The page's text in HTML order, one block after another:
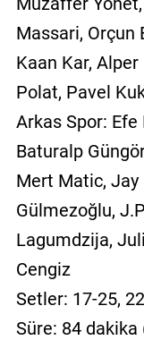
Massari, Orçun
Kaan Kar,
Polat, Pavel
Arkas Spor: Efe
Baturalp
Mert Matic, Jay
Gülmezoğlu,
Lagumdzija,
Cengiz
Setler: 17-25,
Süre: 84 dakika